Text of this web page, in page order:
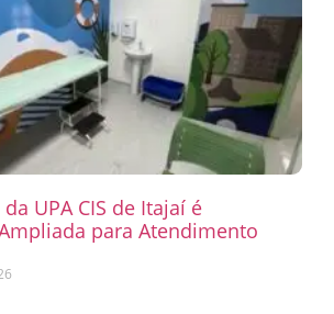
UPA CIS de Itajaí é
para Atendimento